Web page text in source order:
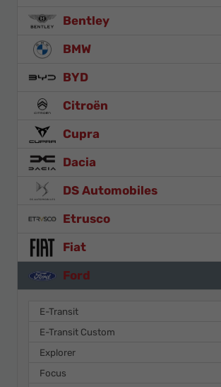
Bentley
BMW
BYD
Citroën
Cupra
Dacia
DS Automobiles
Etrusco
Fiat
Ford
E-Transit
E-Transit Custom
Explorer
Focus